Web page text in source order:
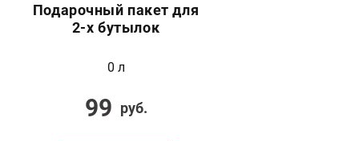
Подарочный пакет для
2-х бутылок
0 л
99 руб.